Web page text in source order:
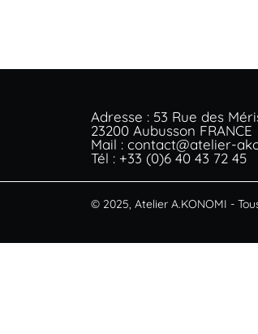
Adresse : 53 Rue des
23200 Aubusson FRANCE
Mail : contact@atelier-
Tél : +33 (0)6 40 43 72 45
© 2025, Atelier A.KONOMI -